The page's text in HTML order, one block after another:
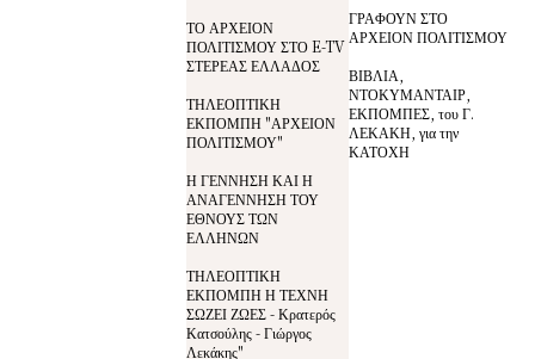
ΤΟ ΑΡΧΕΙΟΝ
ΠΟΛΙΤΙΣΜΟΥ ΣΤΟ E-TV
ΣΤΕΡΕΑΣ ΕΛΛΑΔΟΣ
ΤΗΛΕΟΠΤΙΚΗ
ΕΚΠΟΜΠΗ "ΑΡΧΕΙΟΝ
ΠΟΛΙΤΙΣΜΟΥ"
Η ΓΕΝΝΗΣΗ ΚΑΙ Η
ΑΝΑΓΕΝΝΗΣΗ ΤΟΥ
ΕΘΝΟΥΣ ΤΩΝ
ΕΛΛΗΝΩΝ
ΤΗΛΕΟΠΤΙΚΗ
ΕΚΠΟΜΠΗ Η ΤΕΧΝΗ
ΣΩΖΕΙ ΖΩΕΣ - Κρατερός
Κατσούλης - Γιώργος
Λεκάκης"
ΓΡΑΦΟΥΝ ΣΤΟ
ΑΡΧΕΙΟΝ ΠΟΛΙΤΙΣΜΟΥ
ΒΙΒΛΙΑ,
ΝΤΟΚΥΜΑΝΤΑΙΡ,
ΕΚΠΟΜΠΕΣ, του Γ.
ΛΕΚΑΚΗ, για την
ΚΑΤΟΧΗ